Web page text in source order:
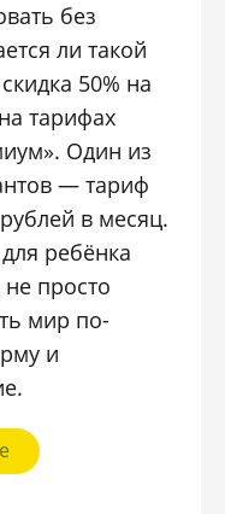
без
ли такой
50% на
тарифах
Один из
— тариф
в месяц.
ребёнка
просто
мир по-
и